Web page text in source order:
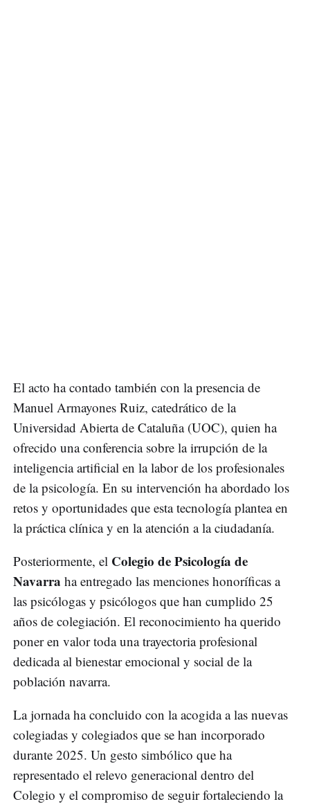
El acto ha contado también con la presencia de
Manuel Armayones Ruiz, catedrático de la
Universidad Abierta de Cataluña (UOC), quien ha
ofrecido una conferencia sobre la irrupción de la
inteligencia artificial en la labor de los profesionales
de la psicología. En su intervención ha abordado los
retos y oportunidades que esta tecnología plantea en
la práctica clínica y en la atención a la ciudadanía.
Posteriormente, el Colegio de Psicología de
Navarra ha entregado las menciones honoríficas a
las psicólogas y psicólogos que han cumplido 25
años de colegiación. El reconocimiento ha querido
poner en valor toda una trayectoria profesional
dedicada al bienestar emocional y social de la
población navarra.
La jornada ha concluido con la acogida a las nuevas
colegiadas y colegiados que se han incorporado
durante 2025. Un gesto simbólico que ha
representado el relevo generacional dentro del
Colegio y el compromiso de seguir fortaleciendo la